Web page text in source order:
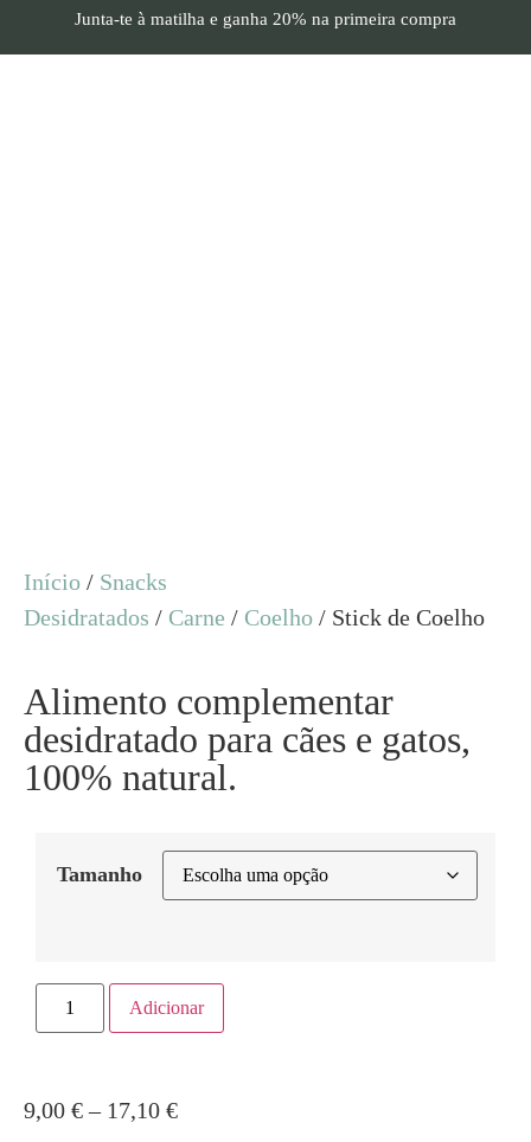
Junta-te à matilha e ganha 20% na primeira compra
Início / Snacks
Desidratados / Carne / Coelho / Stick de Coelho
Alimento complementar
desidratado para cães e gatos,
100% natural.
Tamanho
Adicionar
9,00 € – 17,10 €